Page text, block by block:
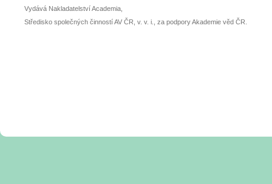
Vydává Nakladatelství Academia,
Středisko společných činností AV ČR, v. v. i., za podpory Akademie věd ČR.